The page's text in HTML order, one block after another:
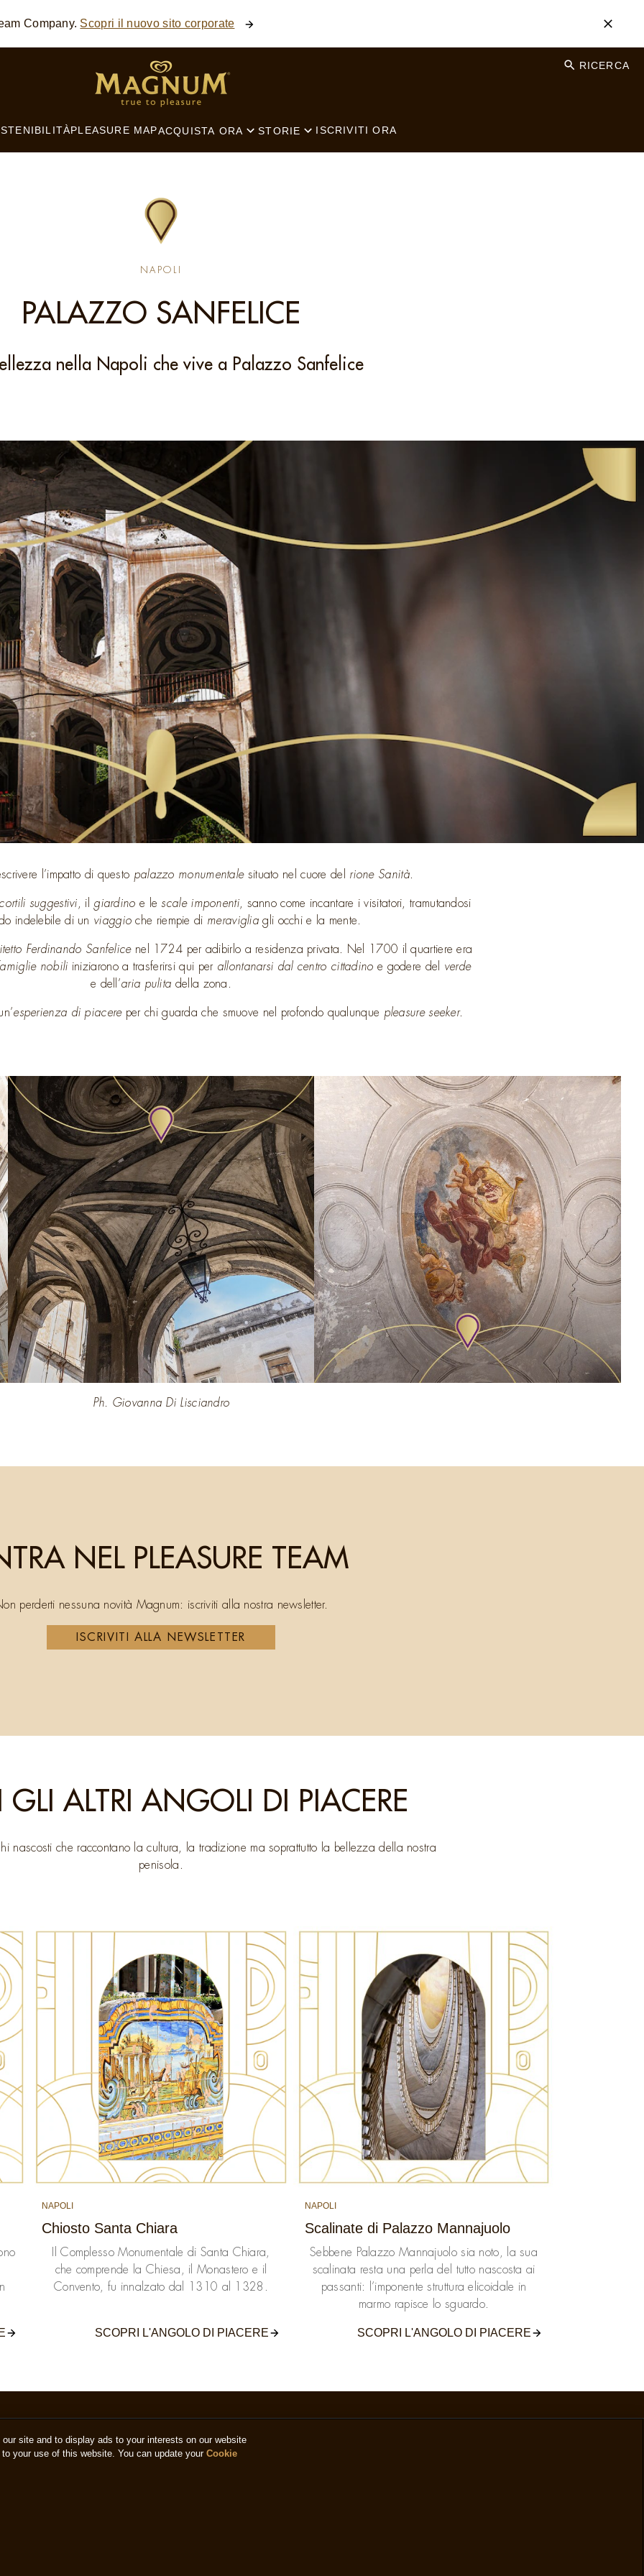
SEARCH
Company. Scopri il nuovo sito corporate
PLEASURE MAPACQUISTA ORA STORIE ISCRIVITI ORA
RICERCA
NAPOLI
PALAZZO SANFELICE
nella Napoli che vive a Palazzo Sanfelice
l’impatto di questo palazzo monumentale situato nel cuore del rione Sanità.
suggestivi, il giardino e le scale imponenti, sanno come incantare i visitatori, tramutandosi
indelebile di un viaggio che riempie di meraviglia gli occhi e la mente.
Ferdinando Sanfelicenel 1724 per adibirlo a residenza privata. Nel 1700 il quartiere era
nobili iniziarono a trasferirsi qui per allontanarsi dal centro cittadino e godere del verde
e dell’aria pulita della zona.
esperienza di piacere per chi guarda che smuove nel profondo qualunque pleasure seeker.
Ph. Giovanna Di Lisciandro
NEL PLEASURE TEAM
perderti nessuna novità Magnum: iscriviti alla nostra newsletter.
ISCRIVITI ALLA NEWSLETTER
GLI ALTRI ANGOLI DI PIACERE
nascosti che raccontano la cultura, la tradizione ma soprattutto la bellezza della nostra
penisola.
NAPOLI
Chiosto Santa Chiara
Il Complesso Monumentale di Santa Chiara,
che comprende la Chiesa, il Monastero e il
Convento, fu innalzato dal 1310 al 1328.
SCOPRI L'ANGOLO DI PIACERE
NAPOLI
Scalinate di Palazzo Mannajuolo
Sebbene Palazzo Mannajuolo sia noto, la sua
scalinata resta una perla del tutto nascosta ai
passanti: l’imponente struttura elicoidale in
marmo rapisce lo sguardo.
SCOPRI L'ANGOLO DI PIACERE
site and to display ads to your interests on our website
your use of this website. You can update your Cookie